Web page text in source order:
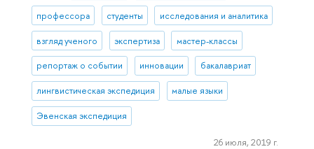
профессора студенты исследования и аналитика
взгляд ученого экспертиза мастер-классы
репортаж о событии инновации бакалавриат
лингвистическая экспедиция малые языки
Эвенская экспедиция
26 июля, 2019 г.